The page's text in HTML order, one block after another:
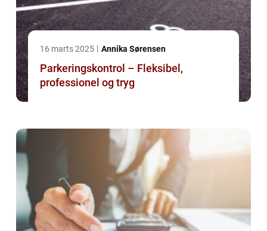
16 marts 2025 Annika Sørensen
Parkeringskontrol – Fleksibel,
professionel og tryg